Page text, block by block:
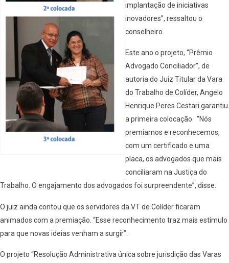
implantação de iniciativas
inovadores”, ressaltou o
conselheiro.
Este ano o projeto, “Prêmio
Advogado Conciliador”, de
autoria do Juiz Titular da Vara
do Trabalho de Colíder, Angelo
Henrique Peres Cestari garantiu
a primeira colocação. “Nós
premiamos e reconhecemos,
com um certificado e uma
placa, os advogados que mais
conciliaram na Justiça do
Trabalho. O engajamento dos advogados foi surpreendente”, disse.
O juiz ainda contou que os servidores da VT de Colíder ficaram
animados com a premiação. “Esse reconhecimento traz mais estímulo
para que novas ideias venham a surgir”.
O projeto “Resolução Administrativa única sobre jurisdição das Varas